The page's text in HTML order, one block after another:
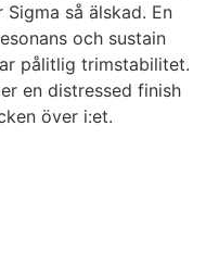
så älskad. En
och sustain
pålitlig trimstabilitet.
en distressed finish
över i:et.